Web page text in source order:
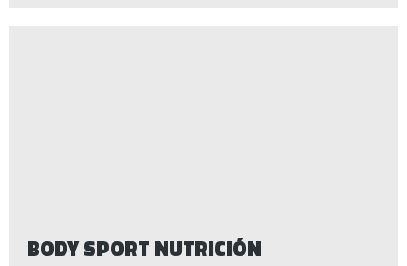
BODY SPORT NUTRICIÓN